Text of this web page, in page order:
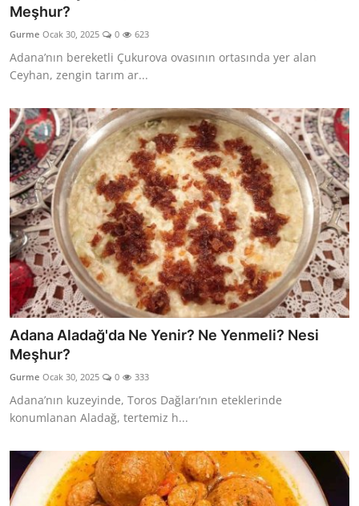
Meşhur?
Gurme Ocak 30, 2025 0 623
Adana’nın bereketli Çukurova ovasının ortasında yer alan
Ceyhan, zengin tarım ar...
Adana Aladağ'da Ne Yenir? Ne Yenmeli? Nesi
Meşhur?
Gurme Ocak 30, 2025 0 333
Adana’nın kuzeyinde, Toros Dağları’nın eteklerinde
konumlanan Aladağ, tertemiz h...